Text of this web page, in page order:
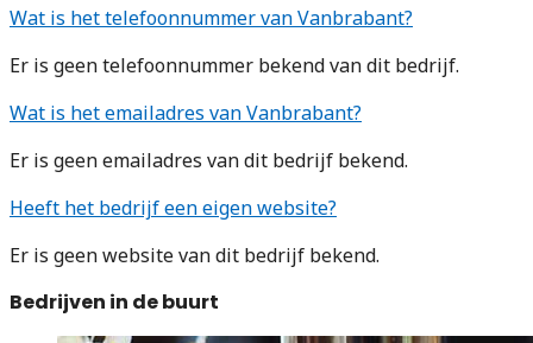
Wat is het telefoonnummer van Vanbrabant?
Er is geen telefoonnummer bekend van dit bedrijf.
Wat is het emailadres van Vanbrabant?
Er is geen emailadres van dit bedrijf bekend.
Heeft het bedrijf een eigen website?
Er is geen website van dit bedrijf bekend.
Bedrijven in de buurt